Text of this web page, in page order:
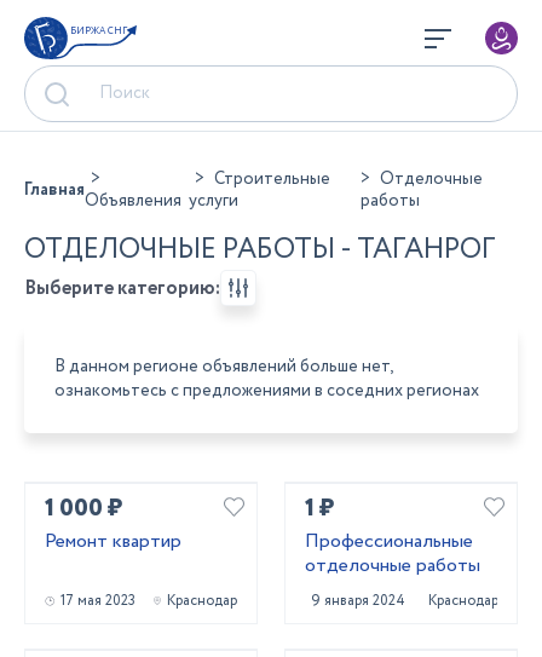
БИРЖА СНГ
ГлавнаяОбъявления
Строительные
услуги
Отделочные
работы
ОТДЕЛОЧНЫЕ РАБОТЫ - ТАГАНРОГ
Выберите категорию:
В данном регионе объявлений больше нет,
ознакомьтесь с предложениями в соседних регионах
1 000 ₽
Ремонт квартир
17 мая 2023 Краснодар
1 ₽
Профессиональные
отделочные работы
9 января 2024 Краснодар